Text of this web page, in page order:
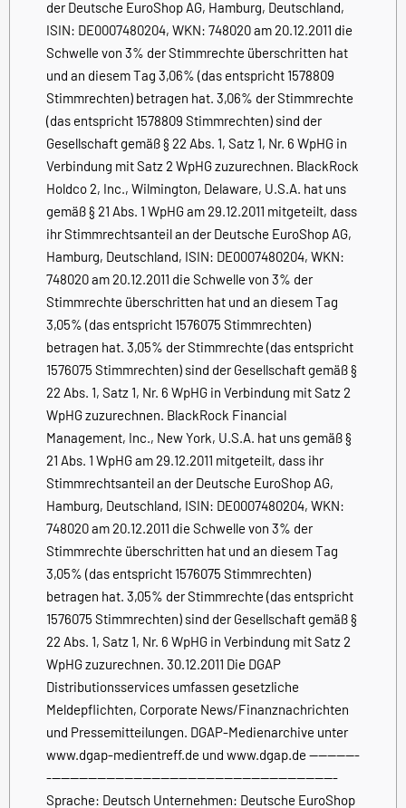
der Deutsche EuroShop AG, Hamburg, Deutschland,
ISIN: DE0007480204, WKN: 748020 am 20.12.2011 die
Schwelle von 3% der Stimmrechte überschritten hat
und an diesem Tag 3,06% (das entspricht 1578809
Stimmrechten) betragen hat. 3,06% der Stimmrechte
(das entspricht 1578809 Stimmrechten) sind der
Gesellschaft gemäß § 22 Abs. 1, Satz 1, Nr. 6 WpHG in
Verbindung mit Satz 2 WpHG zuzurechnen. BlackRock
Holdco 2, Inc., Wilmington, Delaware, U.S.A. hat uns
gemäß § 21 Abs. 1 WpHG am 29.12.2011 mitgeteilt, dass
ihr Stimmrechtsanteil an der Deutsche EuroShop AG,
Hamburg, Deutschland, ISIN: DE0007480204, WKN:
748020 am 20.12.2011 die Schwelle von 3% der
Stimmrechte überschritten hat und an diesem Tag
3,05% (das entspricht 1576075 Stimmrechten)
betragen hat. 3,05% der Stimmrechte (das entspricht
1576075 Stimmrechten) sind der Gesellschaft gemäß §
22 Abs. 1, Satz 1, Nr. 6 WpHG in Verbindung mit Satz 2
WpHG zuzurechnen. BlackRock Financial
Management, Inc., New York, U.S.A. hat uns gemäß §
21 Abs. 1 WpHG am 29.12.2011 mitgeteilt, dass ihr
Stimmrechtsanteil an der Deutsche EuroShop AG,
Hamburg, Deutschland, ISIN: DE0007480204, WKN:
748020 am 20.12.2011 die Schwelle von 3% der
Stimmrechte überschritten hat und an diesem Tag
3,05% (das entspricht 1576075 Stimmrechten)
betragen hat. 3,05% der Stimmrechte (das entspricht
1576075 Stimmrechten) sind der Gesellschaft gemäß §
22 Abs. 1, Satz 1, Nr. 6 WpHG in Verbindung mit Satz 2
WpHG zuzurechnen. 30.12.2011 Die DGAP
Distributionsservices umfassen gesetzliche
Meldepflichten, Corporate News/Finanznachrichten
und Pressemitteilungen. DGAP-Medienarchive unter
www.dgap-medientreff.de und www.dgap.de -----------
----------------------------------------------------------------
Sprache: Deutsch Unternehmen: Deutsche EuroShop